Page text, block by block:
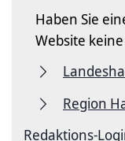
Haben Sie
Website
Region
Redaktions-